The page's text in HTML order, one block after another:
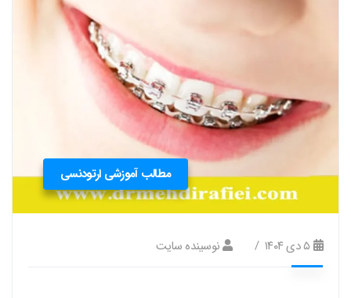
مطالب آموزشی ارتودنسی
۵ دی ۱۴۰۴ نوسینده سایت